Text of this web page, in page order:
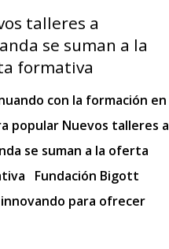
talleres a
se suman a la
formativa
con la formación en
popular Nuevos talleres a
se suman a la oferta
Fundación Bigott
para ofrecer